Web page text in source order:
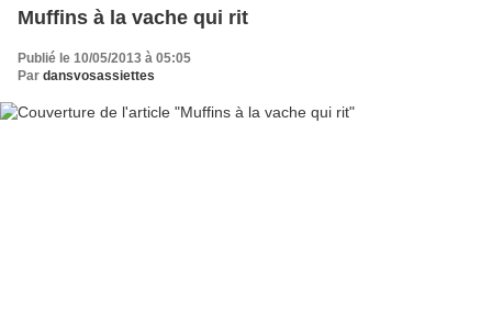
Muffins à la vache qui rit
Publié le 10/05/2013 à 05:05
Par dansvosassiettes